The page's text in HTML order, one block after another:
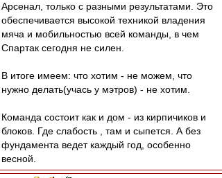
Арсенал, только с разными результатами. Это
обеспечивается высокой техникой владения
мяча и мобильностью всей команды, в чем
Спартак сегодня не силен.
В итоге имеем: что хотим - не можем, что
нужно делать(учась у мэтров) - не хотим.
Команда состоит как и дом - из кирпичиков и
блоков. Где слабость , там и сыпется. А без
фундамента ведет каждый год, особенно
весной.